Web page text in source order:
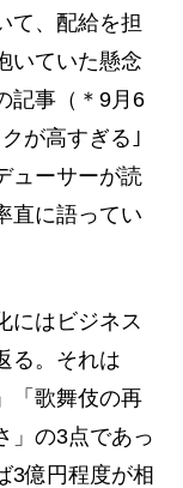
て、配給を担
いていた懸念
記事（＊9月6
が高すぎる｣
ューサーが読
直に語ってい
にはビジネス
る。それは
「歌舞伎の再
」の3点であっ
3億円程度が相